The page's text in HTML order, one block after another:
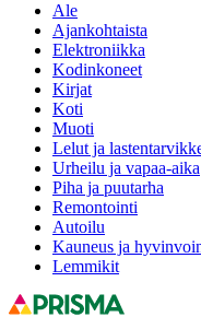
Ale
Ajankohtaista
Elektroniikka
Kodinkoneet
Kirjat
Koti
Muoti
Lelut ja
Urheilu ja vapaa-aika
Piha ja puutarha
Remontointi
Autoilu
Kauneus ja
Lemmikit